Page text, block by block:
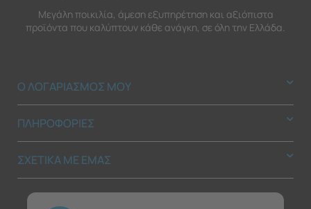
Μεγάλη ποικιλία, άμεση εξυπηρέτηση και αξιόπιστα
προϊόντα που καλύπτουν κάθε ανάγκη, σε όλη την Ελλάδα.
Ο ΛΟΓΑΡΙΑΣΜΟΣ ΜΟΥ
ΠΛΗΡΟΦΟΡΙΕΣ
ΣΧΕΤΙΚΑ ΜΕ ΕΜΑΣ